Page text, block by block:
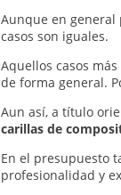
Aunque en
casos son iguales.
Aquellos casos
de forma general.
Aun así, a título
carillas de
En el presupuesto
profesionalidad y